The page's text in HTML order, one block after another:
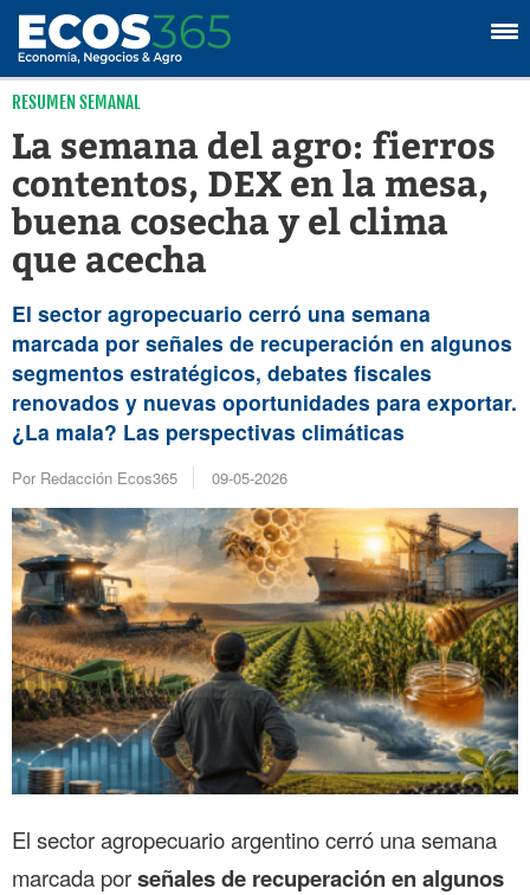
RESUMEN SEMANAL
La semana del agro: fierros
contentos, DEX en la mesa,
buena cosecha y el clima
que acecha
El sector agropecuario cerró una semana
marcada por señales de recuperación en algunos
segmentos estratégicos, debates fiscales
renovados y nuevas oportunidades para exportar.
¿La mala? Las perspectivas climáticas
Por Redacción Ecos365 09-05-2026
El sector agropecuario argentino cerró una semana
marcada porseñales de recuperación en algunos